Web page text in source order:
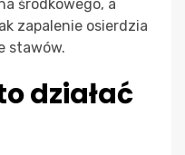
środkowego, a
zapalenie osierdzia
stawów.
działać